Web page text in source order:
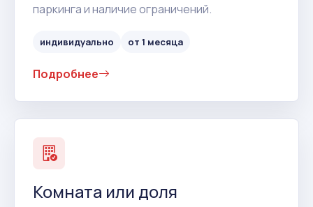
паркинга и наличие ограничений.
индивидуально от 1 месяца
Подробнее
Комната или доля